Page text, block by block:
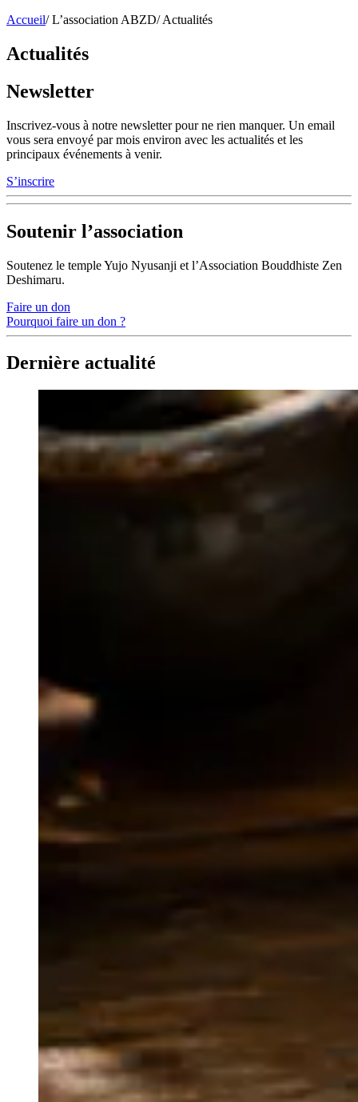
Accueil/ L’association ABZD/ Actualités
Actualités
Newsletter
Inscrivez-vous à notre newsletter pour ne rien manquer. Un email
vous sera envoyé par mois environ avec les actualités et les
principaux événements à venir.
S’inscrire
Soutenir l’association
Soutenez le temple Yujo Nyusanji et l’Association Bouddhiste Zen
Deshimaru.
Faire un don
Pourquoi faire un don ?
Dernière actualité